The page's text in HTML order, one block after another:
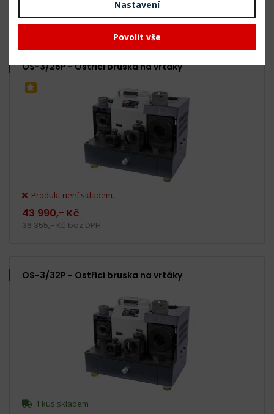
11 562,- Kč bez DPH
OS-3/26P - Ostřící bruska na vrtáky
Produkt není skladem.
43 990,- Kč
36 355,- Kč bez DPH
OS-3/32P - Ostřící bruska na vrtáky
1 kus skladem
Nastavení
Povolit vše